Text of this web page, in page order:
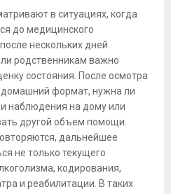
в ситуациях, когда
до медицинского
нескольких дней
родственникам важно
состояния. После осмотра
формат, нужна ли
наблюдения на дому или
другой объем помощи.
дальнейшее
не только текущего
кодирования,
и реабилитации. В таких